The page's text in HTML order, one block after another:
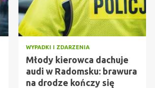
WYPADKI I ZDARZENIA
Młody kierowca dachuje
audi w Radomsku: brawura
na drodze kończy się